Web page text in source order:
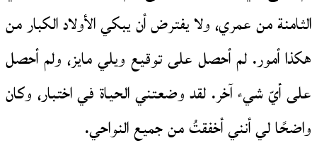
الثامنة من عمري، ولا يفترض أن يبكي الأولاد الكبار من
هكذا أمور. لم أحصل على توقيع ويلي مايز، ولم أحصل
على أيّ شيء آخر. لقد وضعتني الحياة في اختبار، وكان
واضحًا لي أنني أخفقتُ من جميع النواحي.